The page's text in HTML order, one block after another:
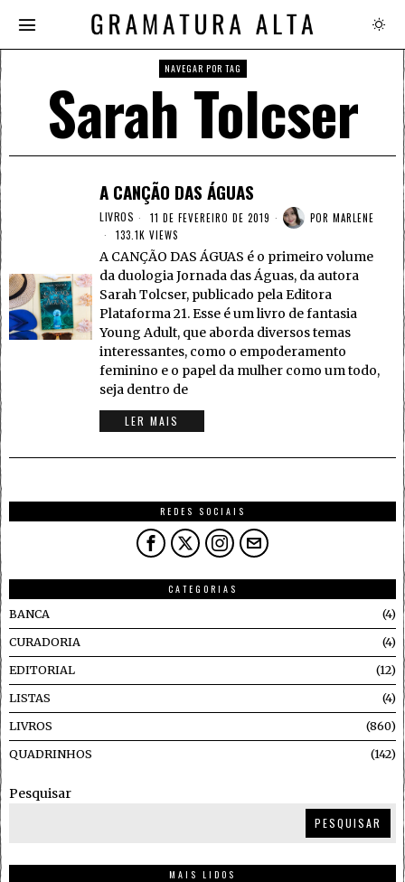
NAVEGAR POR TAG
Sarah Tolcser
A CANÇÃO DAS ÁGUAS
LIVROS 11 DE FEVEREIRO DE 2019 POR MARLENE
133.1K VIEWS
A CANÇÃO DAS ÁGUAS é o primeiro volume
da duologia Jornada das Águas, da autora
Sarah Tolcser, publicado pela Editora
Plataforma 21. Esse é um livro de fantasia
Young Adult, que aborda diversos temas
interessantes, como o empoderamento
feminino e o papel da mulher como um todo,
seja dentro de
LER MAIS
REDES SOCIAIS
CATEGORIAS
BANCA
4
CURADORIA 4
EDITORIAL 12
LISTAS 4
LIVROS 860
QUADRINHOS 142
Pesquisar
PESQUISAR
MAIS LIDOS